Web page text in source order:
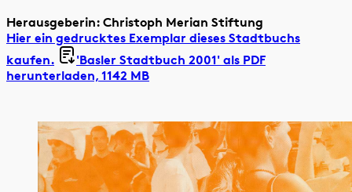
Herausgeberin: Christoph Merian Stiftung
Hier ein gedrucktes Exemplar dieses Stadtbuchs
kaufen.
'Basler Stadtbuch 2001' als PDF
herunterladen, 1142 MB